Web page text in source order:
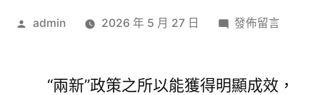
作
admin 2026 年 5 月 27 日
在
成
發佈留言
“兩新”政策之所以能獲得明顯成效，